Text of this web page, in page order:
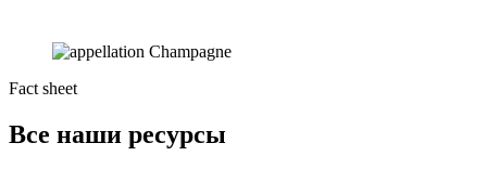
Fact sheet
Все наши ресурсы